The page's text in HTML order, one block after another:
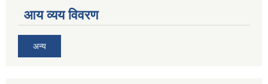
आय व्यय विवरण
अन्य